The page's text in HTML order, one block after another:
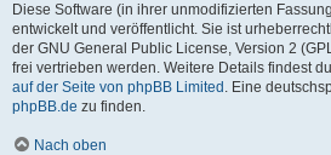
Diese Software (in ihrer unmodifizierten
entwickelt und veröffentlicht. Sie ist
der GNU General Public License, Version 2
frei vertrieben werden. Weitere Details findest du
auf der Seite von phpBB Limited . Eine
phpBB.de zu finden.
Nach oben